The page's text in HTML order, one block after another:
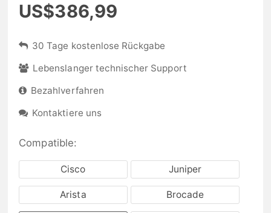
US$386,99
30 Tage kostenlose Rückgabe
Lebenslanger technischer Support
Bezahlverfahren
Kontaktiere uns
Compatible:
Cisco Juniper
Arista Brocade